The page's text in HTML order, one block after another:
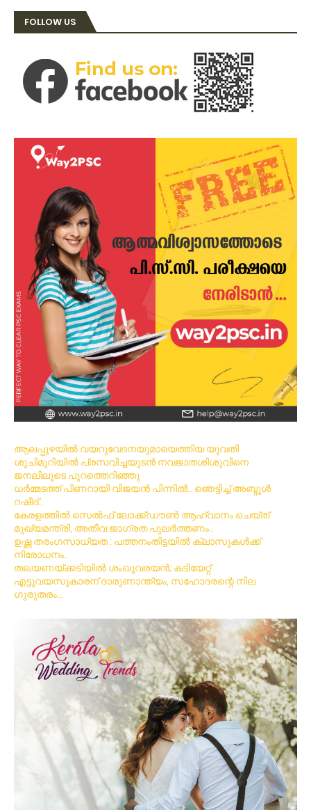
FOLLOW US
ആലപ്പുഴയിൽ വയറുവേദനയുമായെത്തിയ യുവതി
ശുചിമുറിയിൽ പ്രസവിച്ചയുടൻ നവജാതശിശുവിനെ
ജനലിലൂടെ പുറത്തെറിഞ്ഞു
ധര്‍മ്മടത്ത് പിണറായി വിജയന്‍ പിന്നില്‍.. ഞെട്ടിച്ച് അബ്ദുൾ
റഷീദ്..
കേരളത്തിൽ സെൽഫ് ലോക്ക്ഡൗൺ ആഹ്വാനം ചെയ്ത്
മുഖ്യമന്ത്രി, അതീവ ജാഗ്രത പുലർത്തണം..
ഉഷ്ണ തരംഗസാധ്യത : പത്തനംതിട്ടയില്‍ ക്ലാസുകള്‍ക്ക്
നിരോധനം..
തലയണയ്ക്കടിയില്‍ ശംഖുവരയന്‍; കടിയേറ്റ്
എട്ടുവയസുകാരന് ദാരുണാന്ത്യം, സഹോദരന്റെ നില
ഗുരുതരം…